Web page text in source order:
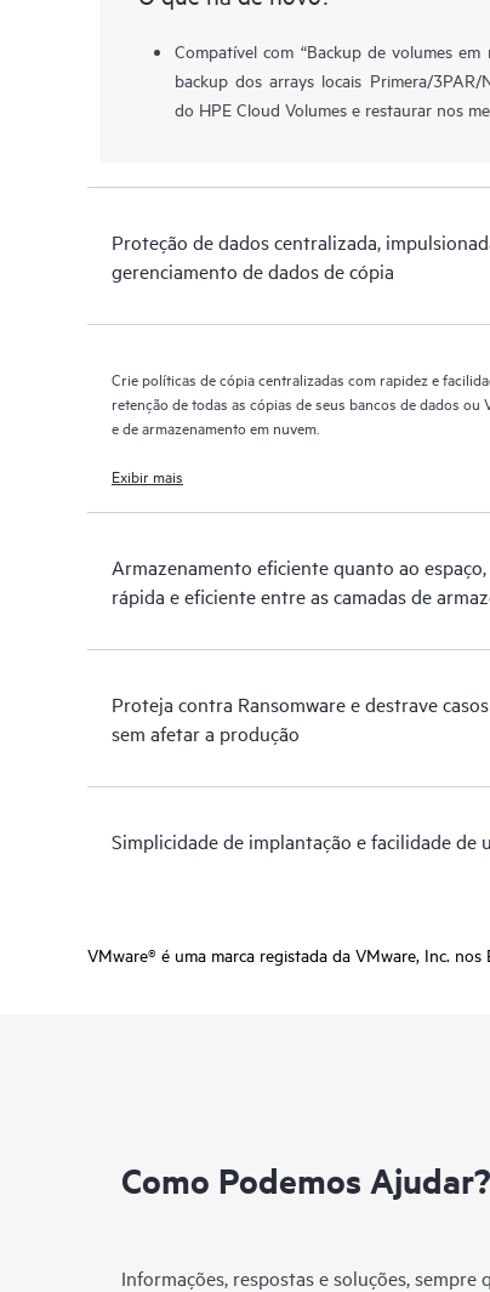
Compatível com “Backup de volumes
backup dos arrays locais Primera/
do HPE Cloud Volumes e restaurar nos
Proteção de dados centralizada,
gerenciamento de dados de cópia
Crie políticas de cópia centralizadas com rapidez e
retenção de todas as cópias de seus bancos de dados
e de armazenamento em nuvem.
Exibir mais
Armazenamento eficiente quanto ao
rápida e eficiente entre as camadas de
Proteja contra Ransomware e destrave
sem afetar a produção
Simplicidade de implantação e facilidade de
VMware® é uma marca registada da VMware, Inc.
Como Podemos Ajudar?
Informações, respostas e soluções, sempre